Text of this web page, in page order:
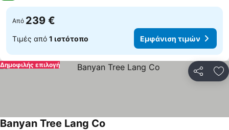
Από 239 €
Τιμές από 1 ιστότοπο Εμφάνιση τιμών
Δημοφιλής επιλογή
Banyan Tree Lang Co